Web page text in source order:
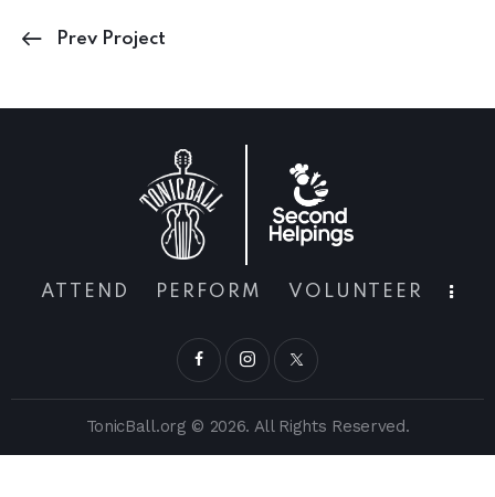
Prev Project
ATTEND PERFORM VOLUNTEER
TonicBall.org © 2026. All Rights Reserved.